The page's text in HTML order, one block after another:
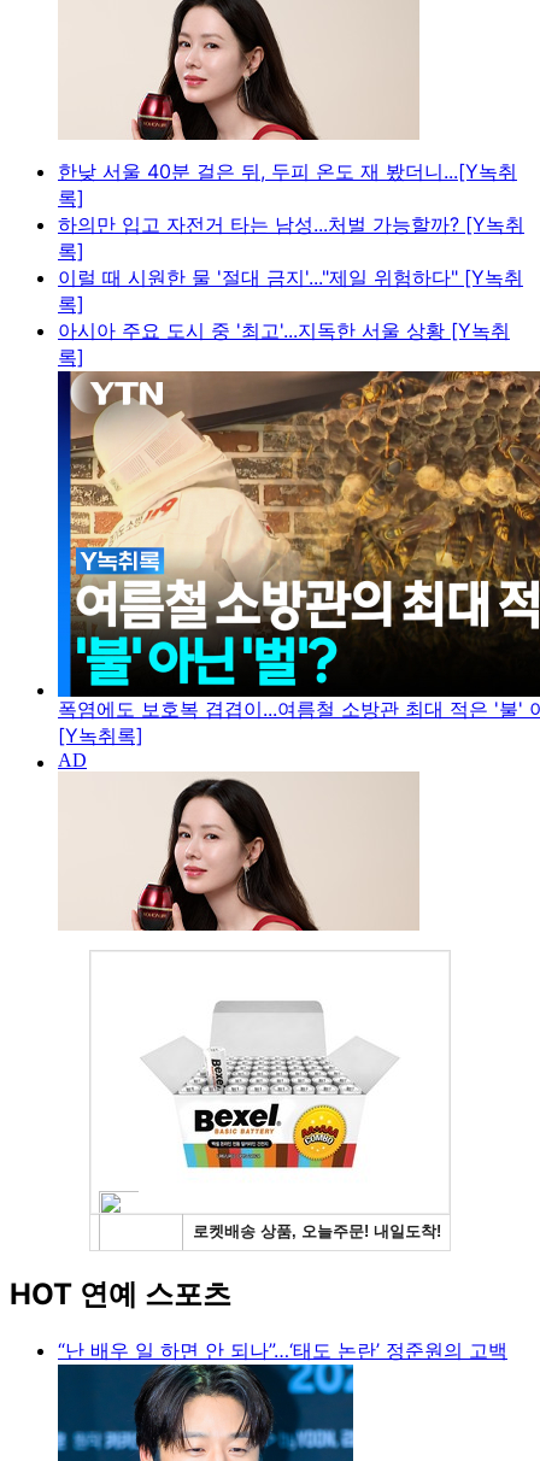
한낮 서울 40분 걸은 뒤, 두피 온도 재 봤더니...[Y녹취
록]
하의만 입고 자전거 타는 남성...처벌 가능할까? [Y녹취
록]
이럴 때 시원한 물 '절대 금지'..."제일 위험하다" [Y녹취
록]
아시아 주요 도시 중 '최고'...지독한 서울 상황 [Y녹취
록]
폭염에도 보호복 겹겹이...여름철 소방관 최대 적은 '불'
[Y녹취록]
HOT 연예 스포츠
“난 배우 일 하면 안 되나”…‘태도 논란’ 정준원의 고백